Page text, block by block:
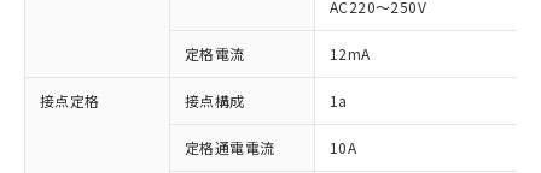
AC220～250V
定格電流 12mA
接点定格 接点構成 1a
定格通電電流 10A
ご利用条件
対応済み：EU RoHS指令（10物質）の
非含有に対応した製品が提供可能な商品で
対応予定：EU RoHS指令（10物質）の非含
有に対応した製品に切り替える予定のある